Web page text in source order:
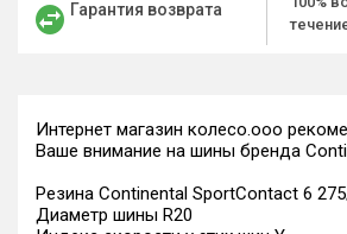
Гарантия возврата
Интернет магазин колесо.ооо
Ваше внимание на шины бренда
Резина Continental SportContact 6
Диаметр шины R20